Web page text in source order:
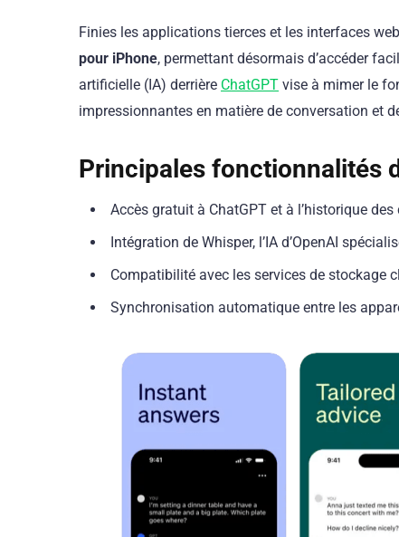
Finies les applications tierces et les interfaces
pour iPhone, permettant désormais d’accéder
artificielle (IA) derrière ChatGPT vise à mimer le
impressionnantes en matière de conversation et
Principales fonctionnalités
Accès gratuit à ChatGPT et à l’historique
Intégration de Whisper, l’IA d’OpenAI
Compatibilité avec les services de stockage
Synchronisation automatique entre les